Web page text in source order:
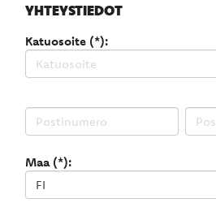
YHTEYSTIEDOT
Katuosoite (*):
Maa (*):